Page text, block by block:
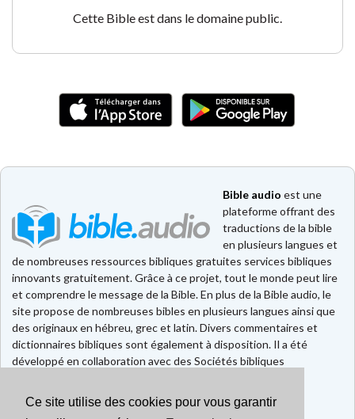
Ce site utilise des cookies pour vous garantir
Cette Bible est dans le domaine public.
Bible audio est une
plateforme offrant des
traductions de la bible
en plusieurs langues et
de nombreuses ressources bibliques gratuites services bibliques
innovants gratuitement. Grâce à ce projet, tout le monde peut lire
et comprendre le message de la Bible. En plus de la Bible audio, le
site propose de nombreuses bibles en plusieurs langues ainsi que
des originaux en hébreu, grec et latin. Divers commentaires et
dictionnaires bibliques sont également à disposition. Il a été
développé en collaboration avec des Sociétés bibliques
Faire un don